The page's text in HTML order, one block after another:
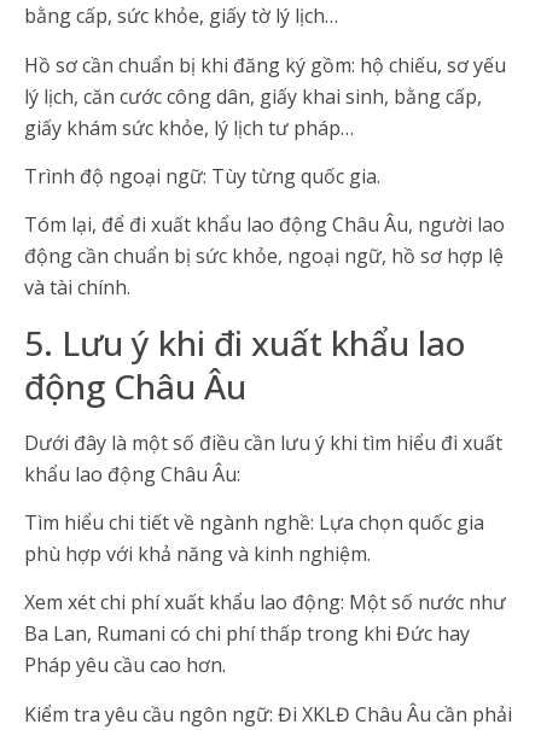
bằng cấp, sức khỏe, giấy tờ lý lịch…
Hồ sơ cần chuẩn bị khi đăng ký gồm: hộ chiếu, sơ yếu
lý lịch, căn cước công dân, giấy khai sinh, bằng cấp,
giấy khám sức khỏe, lý lịch tư pháp…
Trình độ ngoại ngữ: Tùy từng quốc gia.
Tóm lại, để đi xuất khẩu lao động Châu Âu, người lao
động cần chuẩn bị sức khỏe, ngoại ngữ, hồ sơ hợp lệ
và tài chính.
5. Lưu ý khi đi xuất khẩu lao
động Châu Âu
Dưới đây là một số điều cần lưu ý khi tìm hiểu đi xuất
khẩu lao động Châu Âu:
Tìm hiểu chi tiết về ngành nghề: Lựa chọn quốc gia
phù hợp với khả năng và kinh nghiệm.
Xem xét chi phí xuất khẩu lao động: Một số nước như
Ba Lan, Rumani có chi phí thấp trong khi Đức hay
Pháp yêu cầu cao hơn.
Kiểm tra yêu cầu ngôn ngữ: Đi XKLĐ Châu Âu cần phải